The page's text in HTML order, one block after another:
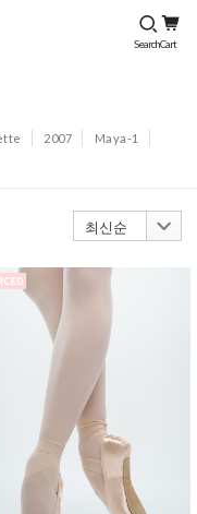
2007 Maya-1